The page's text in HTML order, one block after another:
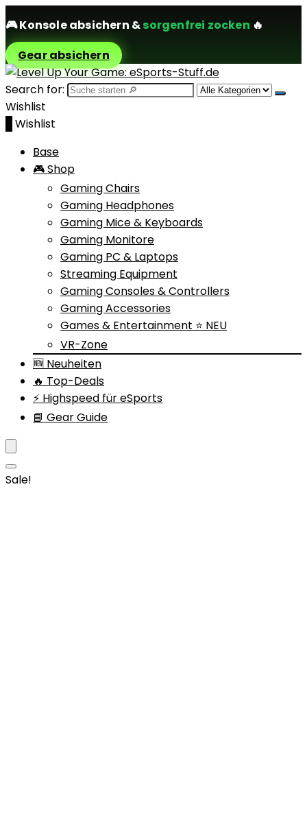
🎮Konsole absichern &sorgenfrei zocken 🔥
Gear absichern
Search for:
Wishlist
Wishlist
Base
🎮 Shop
Gaming Chairs
Gaming Headphones
Gaming Mice & Keyboards
Gaming Monitore
Gaming PC & Laptops
Streaming Equipment
Gaming Consoles & Controllers
Gaming Accessories
Games & Entertainment ⭐ NEU
VR-Zone
🆕 Neuheiten
🔥 Top-Deals
⚡ Highspeed für eSports
📘 Gear Guide
Sale!